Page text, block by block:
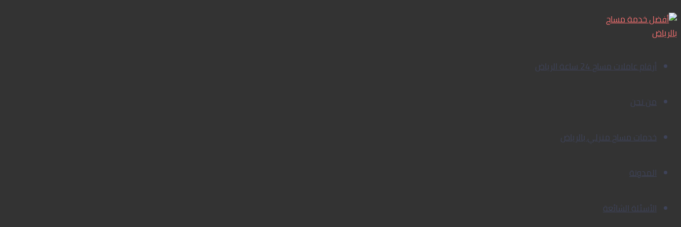
إلى
المحتوى
أرقام عاملات مساج 24 ساعة الرياض
من نحن
خدمات مساج منزلي بالرياض
المدونة
الأسئلة الشائعة
المساج
المنزلي